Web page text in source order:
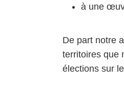
à une
De part notre
territoires que
élections sur